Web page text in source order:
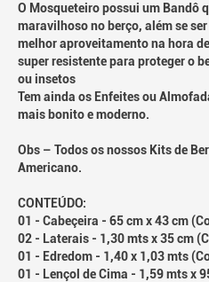
O Mosqueteiro possui um Bandô
maravilhoso no berço, além se
melhor aproveitamento na hora
super resistente para proteger o
ou insetos
Tem ainda os Enfeites ou
mais bonito e moderno.
Obs – Todos os nossos Kits de
Americano.
CONTEÚDO:
01 - Cabeçeira - 65 cm x 43 cm
02 - Laterais - 1,30 mts x 35 cm
01 - Edredom - 1,40 x 1,03 mts
01 - Lençol de Cima - 1,59 mts x